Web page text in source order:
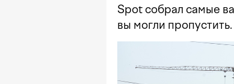
Spot собрал самые
вы могли пропустить.